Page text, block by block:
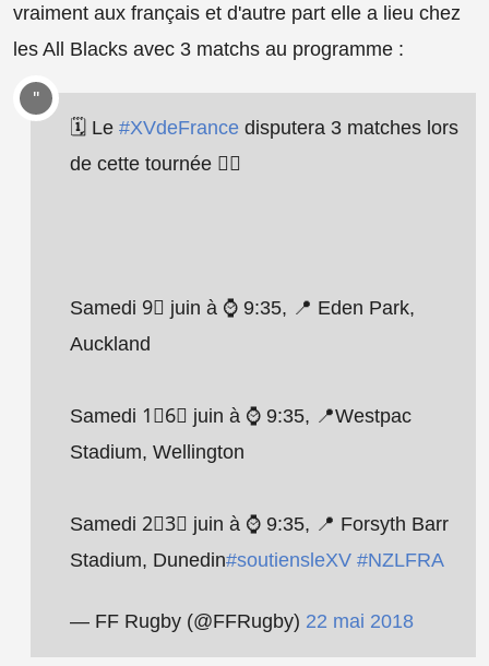
vraiment aux français et d'autre part elle a lieu chez
les All Blacks avec 3 matchs au programme :
🗓️ Le #XVdeFrance disputera 3 matches lors
de cette tournée 👇🏻
Samedi 9⃣ juin à ⌚️ 9:35, 📍 Eden Park,
Auckland
Samedi 1⃣6⃣ juin à ⌚️ 9:35, 📍Westpac
Stadium, Wellington
Samedi 2⃣3⃣ juin à ⌚️ 9:35, 📍 Forsyth Barr
Stadium, Dunedin#soutiensleXV #NZLFRA
— FF Rugby (@FFRugby) 22 mai 2018